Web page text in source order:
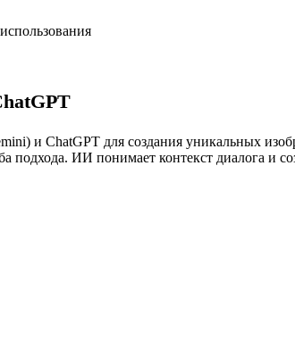
и ChatGPT для создания уникальных
подхода. ИИ понимает контекст диалога и